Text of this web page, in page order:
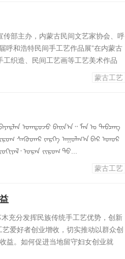
部主办，内蒙古民间文艺家协会、呼
呼和浩特民间手工艺作品展”在内蒙古
织造、民间工艺画等工艺美术作品
二届全区传统手工艺精品展上获奖。
蒙古工艺
ᠣᠭᠲᠤᠵᠤ ᠪᠠᠢᠨ᠎ᠠ᠃ ᠮᠠᠨ ᠤ ᠲᠠᠪᠴᠠᠩ
ᠰᠡᠭᠦᠳᠡᠷ ᠵᠡᠷᠭᠡ ᠠᠭᠤᠯᠭ᠎ᠠ ᠪᠠᠷ ᠡᠳᠦᠷ
ᠣᠷᠠᠨ ᠵᠢᠷᠣᠭ ᠲᠤ...
蒙古工艺
充分发挥民族传统手工艺优势，创新
爱好者创业增收，切实推动以群众创
益。如何促进当地留守妇女创业就
传统文化、开发蒙古手工艺品制作的